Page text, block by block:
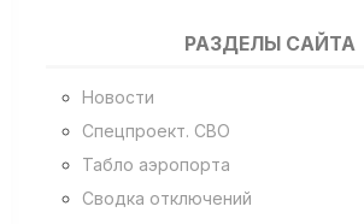
РАЗДЕЛЫ САЙТА
Новости
Спецпроект. СВО
Табло аэропорта
Сводка отключений